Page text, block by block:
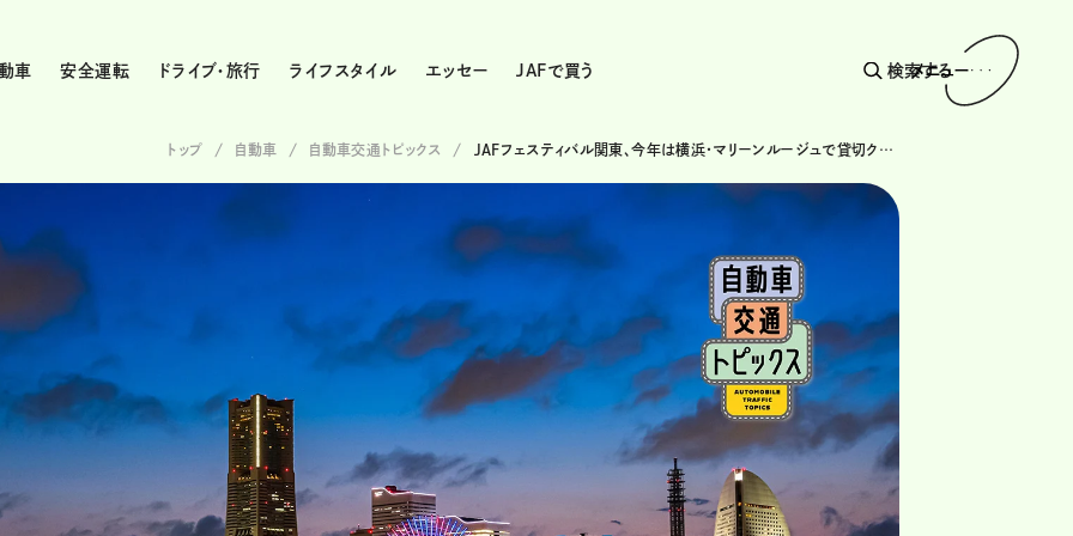
車 安全運転 ドライブ・旅行 ライフスタイル エッセー JAFで買う 検索する
メニュー
トップ 自動車 自動車交通トピックス JAFフェスティバル関東、今年は横浜・マリーンルージュで貸切クルージング。ビュッフェ料理も楽しめる!【募集は終了しました】